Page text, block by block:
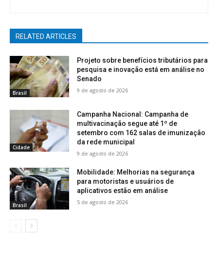
RELATED ARTICLES
Brasil
Projeto sobre benefícios tributários para
pesquisa e inovação está em análise no
Senado
9 de agosto de 2026
Cidade
Campanha Nacional: Campanha de
multivacinação segue até 1º de
setembro com 162 salas de imunização
da rede municipal
9 de agosto de 2026
Brasil
Mobilidade: Melhorias na segurança
para motoristas e usuários de
aplicativos estão em análise
5 de agosto de 2026